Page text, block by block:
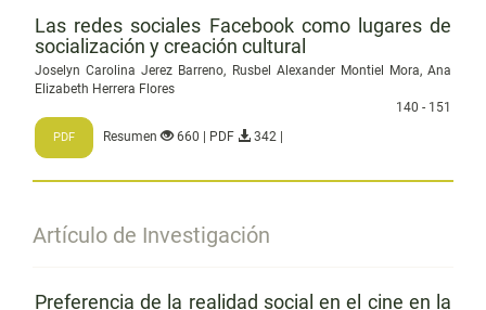
Las redes sociales Facebook como lugares de
socialización y creación cultural
Joselyn Carolina Jerez Barreno, Rusbel Alexander Montiel Mora, Ana
Elizabeth Herrera Flores
140 - 151
PDF Resumen 660 | PDF 342 |
Artículo de Investigación
Preferencia de la realidad social en el cine en la